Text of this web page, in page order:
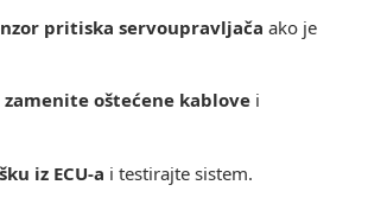
pritiska servoupravljača ako je
oštećene kablove i
iz ECU-a i testirajte sistem.